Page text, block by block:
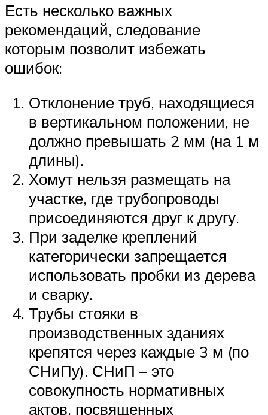
Есть несколько важных
рекомендаций, следование
которым позволит избежать
ошибок:
Отклонение труб, находящиеся
в вертикальном положении, не
должно превышать 2 мм (на 1 м
длины).
Хомут нельзя размещать на
участке, где трубопроводы
присоединяются друг к другу.
При заделке креплений
категорически запрещается
использовать пробки из дерева
и сварку.
Трубы стояки в
производственных зданиях
крепятся через каждые 3 м (по
СНиПу). СНиП – это
совокупность нормативных
актов, посвященных